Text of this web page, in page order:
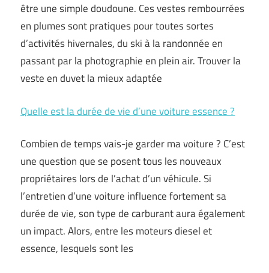
être une simple doudoune. Ces vestes rembourrées
en plumes sont pratiques pour toutes sortes
d’activités hivernales, du ski à la randonnée en
passant par la photographie en plein air. Trouver la
veste en duvet la mieux adaptée
Quelle est la durée de vie d’une voiture essence ?
Combien de temps vais-je garder ma voiture ? C’est
une question que se posent tous les nouveaux
propriétaires lors de l’achat d’un véhicule. Si
l’entretien d’une voiture influence fortement sa
durée de vie, son type de carburant aura également
un impact. Alors, entre les moteurs diesel et
essence, lesquels sont les